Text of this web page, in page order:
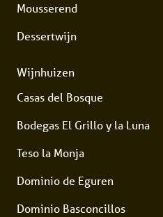
Mousserend
Dessertwijn
Wijnhuizen
Casas del Bosque
Bodegas El Grillo y la Luna
Teso la Monja
Dominio de Eguren
Dominio Basconcillos